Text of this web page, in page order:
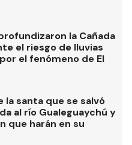
la Cañada
el riesgo de lluvias
el fenómeno de El
la santa que se salvó
al río Gualeguaychú y
que harán en su